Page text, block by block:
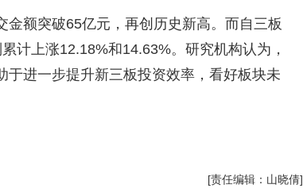
金额突破65亿元，再创历史新高。而自三板
计上涨12.18%和14.63%。研究机构认为，
进一步提升新三板投资效率，看好板块未
[责任编辑：山晓倩]